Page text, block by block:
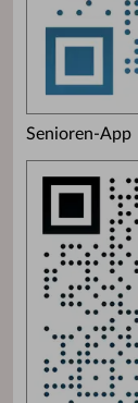
Senioren-App